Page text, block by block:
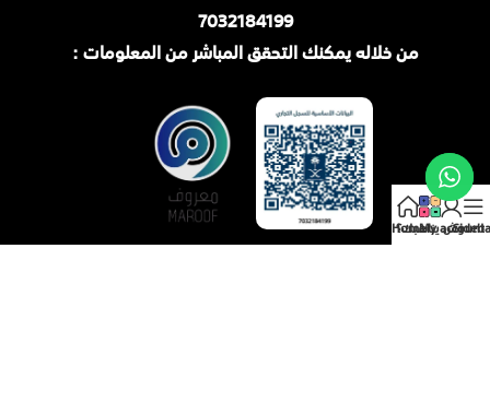
7032184199
من خلاله يمكنك التحقق المباشر من المعلومات :
My account
وش يناسبك؟
Home